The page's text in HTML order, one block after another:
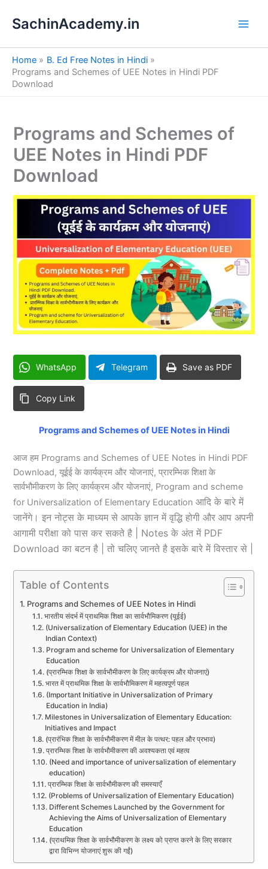
SachinAcademy.in
Home
B. Ed Free Notes in Hindi
Programs and Schemes of UEE Notes in Hindi PDF
Download
Programs and Schemes of
UEE Notes in Hindi PDF
Download
WhatsApp Telegram Save as PDF
Copy Link
Programs and Schemes of UEE Notes in Hindi
आज हम Programs and Schemes of UEE Notes in Hindi PDF
Download, यूईई के कार्यक्रम और योजनाएं, प्रारम्भिक शिक्षा के
सार्वभौमीकरण के लिए कार्यक्रम और योजनाएं, Program and scheme
for Universalization of Elementary Educationआदि के बारे में
जानेंगे। इन नोट्स के माध्यम से आपके ज्ञान में वृद्धि होगी और आप अपनी
आगामी परीक्षा को पास कर सकते है | Notes के अंत में PDF
Download का बटन है | तो चलिए जानते है इसके बारे में विस्तार से |
Table of Contents
Programs and Schemes of UEE Notes in Hindi
भारतीय संदर्भ में प्राथमिक शिक्षा का सार्वभौमिकरण (यूईई)
(Universalization of Elementary Education (UEE) in the
Indian Context)
Program and scheme for Universalization of Elementary
Education
(प्रारम्भिक शिक्षा के सार्वभौमीकरण के लिए कार्यक्रम और योजनाएं)
भारत में प्राथमिक शिक्षा के सार्वभौमिकरण में महत्वपूर्ण पहल
(Important Initiative in Universalization of Primary
Education in India)
Milestones in Universalization of Elementary Education:
Initiatives and Impact
(प्रारंभिक शिक्षा के सार्वभौमीकरण में मील के पत्थर: पहल और प्रभाव)
प्रारम्भिक शिक्षा के सार्वभौमीकरण की अवश्यकता एवं महत्व
(Need and importance of universalization of elementary
education)
प्रारम्भिक शिक्षा के सार्वभौमीकरण की समस्याएँ
(Problems of Universalization of Elementary Education)
Different Schemes Launched by the Government for
Achieving the Aims of Universalization of Elementary
Education
(प्राथमिक शिक्षा के सार्वभौमीकरण के लक्ष्य को प्राप्त करने के लिए सरकार
द्वारा विभिन्न योजनाएं शुरू की गईं)
e
a
h